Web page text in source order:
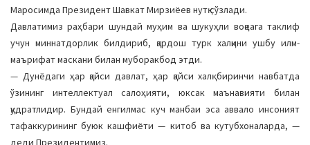
Маросимда Президент Шавкат Мирзиёев нутқ сўзлади.
Давлатимиз раҳбари шундай муҳим ва шукуҳли воқеага таклиф
учун миннатдорлик билдириб, қардош турк халқини ушбу илм-
маърифат маскани билан муборакбод этди.
— Дунёдаги ҳар қайси давлат, ҳар қайси халқ биринчи навбатда
ўзининг интеллектуал салоҳияти, юксак маънавияти билан
қудратлидир. Бундай енгилмас куч манбаи эса аввало инсоният
тафаккурининг буюк кашфиёти — китоб ва кутубхоналарда, —
деди Президентимиз.